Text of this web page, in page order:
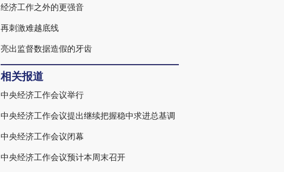
经济工作之外的更强音
再刺激难越底线
亮出监督数据造假的牙齿
相关报道
中央经济工作会议举行
中央经济工作会议提出继续把握稳中求进总基调
中央经济工作会议闭幕
中央经济工作会议预计本周末召开